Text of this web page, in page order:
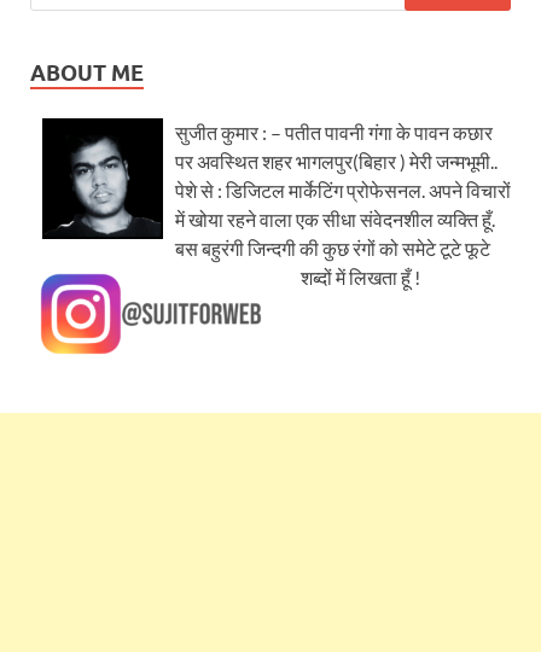
ABOUT ME
सुजीत कुमार : – पतीत पावनी गंगा के पावन कछार
पर अवस्थित शहर भागलपुर(बिहार ) मेरी जन्मभूमी..
पेशे से : डिजिटल मार्केटिंग प्रोफेसनल. अपने विचारों
में खोया रहने वाला एक सीधा संवेदनशील व्यक्ति हूँ.
बस बहुरंगी जिन्दगी की कुछ रंगों को समेटे टूटे फूटे
शब्दों में लिखता हूँ !